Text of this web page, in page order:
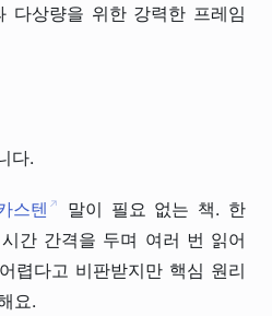
다상량을 위한 강력한 프레임
다.
스텐 ↗
말이 필요 없는 책. 한
간 간격을 두며 여러 번 읽어
렵다고 비판받지만 핵심 원리
요.